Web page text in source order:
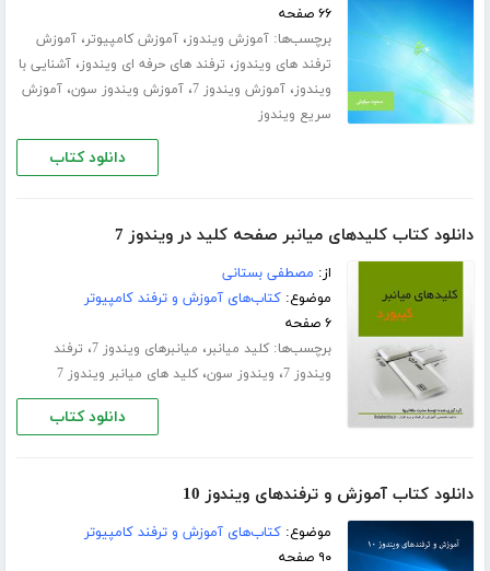
۶۶ صفحه
برچسب‌ها:آموزش ویندوز،آموزش کامپیوتر،آموزش
ترفند های ویندوز، ترفند های حرفه ای ویندوز،آشنایی با
ویندوز،آموزش ویندوز 7 ،آموزش ویندوز سون،آموزش
سریع ویندوز
دانلود کتاب
دانلود کتاب کلیدهای میانبر صفحه کلید در ویندوز 7
از: مصطفی بستانی
موضوع:کتاب‌های آموزش و ترفند کامپیوتر
۶ صفحه
برچسب‌ها:کلید میانبر، میانبرهای ویندوز 7 ، ترفند
ویندوز 7 ، ویندوز سون،کلید های میانبر ویندوز 7
دانلود کتاب
دانلود کتاب آموزش و ترفندهای ویندوز 10
موضوع:کتاب‌های آموزش و ترفند کامپیوتر
۹۰ صفحه